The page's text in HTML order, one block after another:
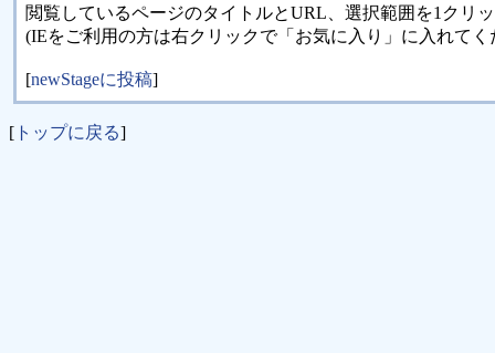
閲覧しているページのタイトルとURL、選択範囲を1クリ
(IEをご利用の方は右クリックで「お気に入り」に入れてく
[newStageに投稿]
[ トップに戻る]